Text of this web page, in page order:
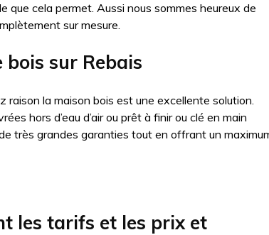
que cela permet. Aussi nous sommes heureux de
sur mesure.
sur Rebais
raison la maison bois est une excellente solution.
hors d’eau d’air ou prêt à finir ou clé en main
très grandes garanties tout en offrant un
les tarifs et les prix et